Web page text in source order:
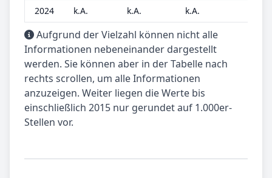
2024
k.A. k.A. k.A.
Aufgrund der Vielzahl können nicht alle
Informationen nebeneinander dargestellt
werden. Sie können aber in der Tabelle nach
rechts scrollen, um alle Informationen
anzuzeigen. Weiter liegen die Werte bis
einschließlich 2015 nur gerundet auf 1.000er-
Stellen vor.